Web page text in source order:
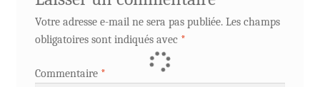
Votre adresse e-mail ne sera pas publiée. Les champs
obligatoires sont indiqués avec *
Commentaire *